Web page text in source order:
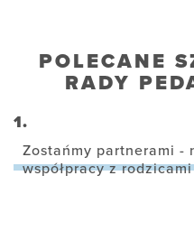
POLECANE
RADY
1.
Zostańmy partnerami -
współpracy z